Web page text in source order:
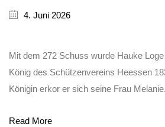
4. Juni 2026
Mit dem 272 Schuss wurde Hauke
König des Schützenvereins Heessen
Königin erkor er sich seine Frau
Read More